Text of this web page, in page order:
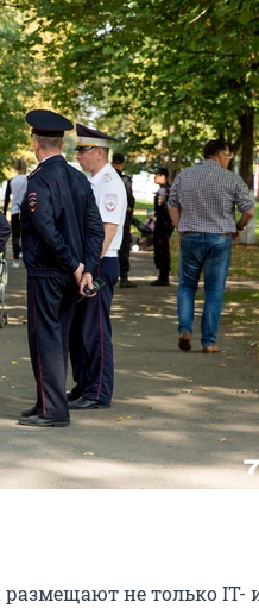
размещают не только IT-